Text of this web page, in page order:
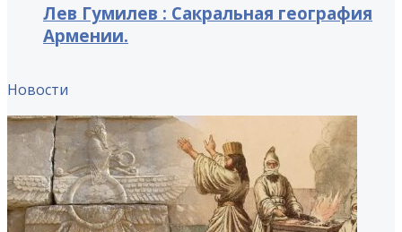
Лев Гумилев : Сакральная география
Армении.
Новости